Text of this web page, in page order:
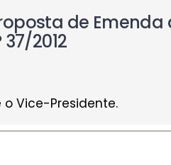
de Emenda
2012
o Vice-Presidente.